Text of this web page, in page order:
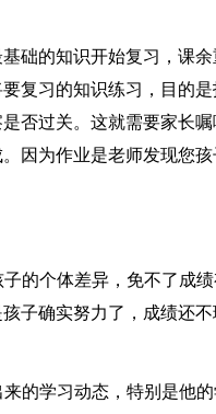
础的知识开始复习，课
复习的知识练习，目的
否过关。这就需要家长
因为作业是老师发现您
的个体差异，免不了成
子确实努力了，成绩还不
的学习动态，特别是他